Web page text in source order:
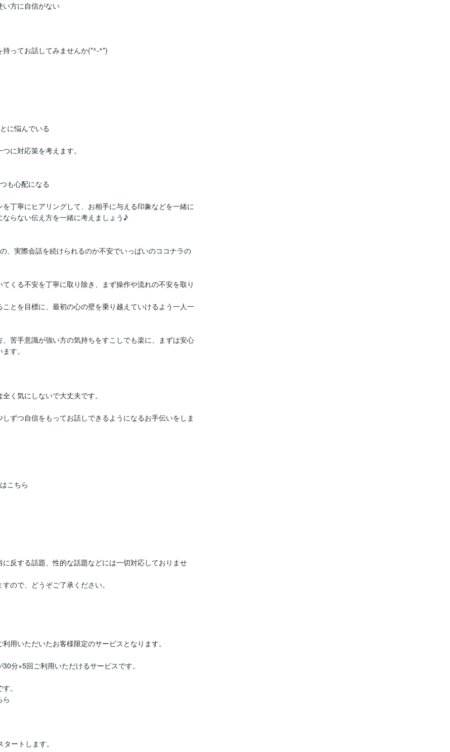
い方に自信がない
ってお話してみませんか(*^-^*)
に悩んでいる
に対応策を考えます。
も心配になる
丁寧にヒアリングして、お相手に与える印象などを一緒に
らない伝え方を一緒に考えましょう♪
、実際会話を続けられるのか不安でいっぱいのココナラの
くる不安を丁寧に取り除き、まず操作や流れの不安を取り
とを目標に、最初の心の壁を乗り越えていけるよう一人一
苦手意識が強い方の気持ちをすこしでも楽に、まずは安心
す。
く気にしないで大丈夫です。
ずつ自信をもってお話しできるようになるお手伝いをしま
こちら
反する話題、性的な話題などには一切対応しておりませ
ので、どうぞご了承ください。
用いただいたお客様限定のサービスとなります。
分×5回ご利用いただけるサービスです。
。
ら
ートします。